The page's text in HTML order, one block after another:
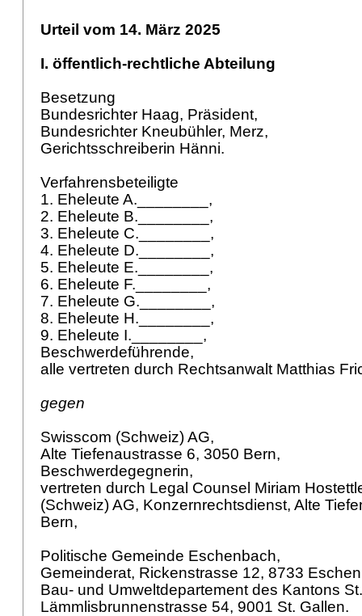
Urteil vom 14. März 2025
I. öffentlich-rechtliche Abteilung
Besetzung
Bundesrichter Haag, Präsident,
Bundesrichter Kneubühler, Merz,
Gerichtsschreiberin Hänni.
Verfahrensbeteiligte
1. Eheleute A.________,
2. Eheleute B.________,
3. Eheleute C.________,
4. Eheleute D.________,
5. Eheleute E.________,
6. Eheleute F.________,
7. Eheleute G.________,
8. Eheleute H.________,
9. Eheleute I.________,
Beschwerdeführende,
alle vertreten durch Rechtsanwalt Matthias
gegen
Swisscom (Schweiz) AG,
Alte Tiefenaustrasse 6, 3050 Bern,
Beschwerdegegnerin,
vertreten durch Legal Counsel Miriam
(Schweiz) AG, Konzernrechtsdienst, Alte
Bern,
Politische Gemeinde Eschenbach,
Gemeinderat, Rickenstrasse 12, 8733
Bau- und Umweltdepartement des Kantons
Lämmlisbrunnenstrasse 54, 9001 St. Gallen.